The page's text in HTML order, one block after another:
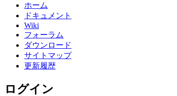
ホーム
ドキュメント
Wiki
フォーラム
ダウンロード
サイトマップ
更新履歴
ログイン